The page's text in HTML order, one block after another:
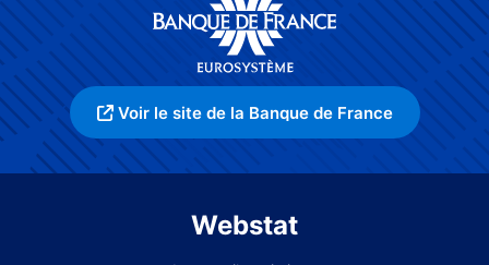
Voir le site de la Banque de France
Webstat